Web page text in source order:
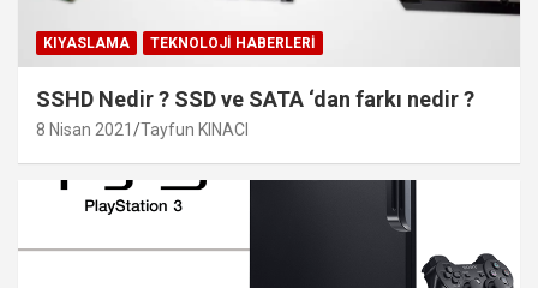
KIYASLAMA TEKNOLOJI HABERLERI
SSHD Nedir ? SSD ve SATA ‘dan farkı nedir ?
8 Nisan 2021 Tayfun KINACI